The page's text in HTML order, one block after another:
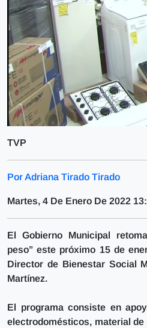
TVP
Por Adriana Tirado Tirado
Martes, 4 De Enero De 2022
El Gobierno Municipal
peso” este próximo 15 de
Director de Bienestar Social
Martínez.
El programa consiste en
electrodomésticos, material